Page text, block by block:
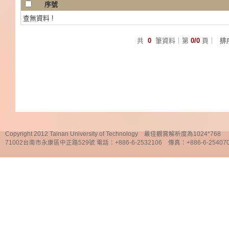
序號
查無資料 !
共 0 筆資料｜第 0/0 頁｜ 排
Copyright 2012 Tainan University of Technology 最佳觀賞解析度為1024*768
71002台南市永康區中正路529號 電話：+886-6-2532106 傳真：+886-6-